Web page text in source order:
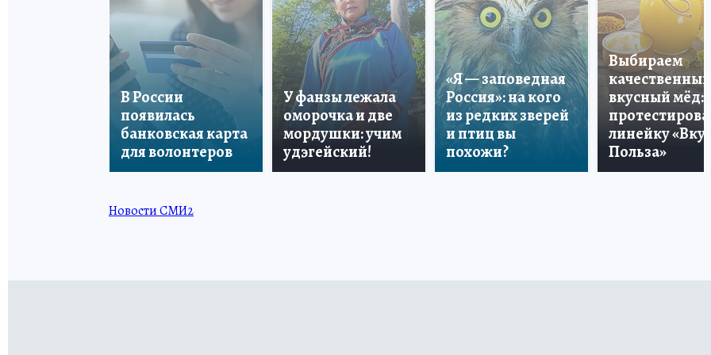
В России
появилась
банковская карта
для волонтеров
У фанзы лежала
оморочка и две
мордушки: учим
удэгейский!
«Я — заповедная
Россия»: на кого
из редких зверей
и птиц вы
похожи?
Выбираем
качественный
вкусный мёд:
линейку «Вкус
Польза»
Новости СМИ2